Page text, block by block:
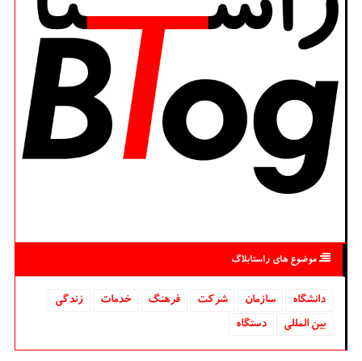
موضوع های راستابلاگ
دانشگاه‌ سازمان شركت فرهنگ خدمات
زندگی
بین المللی
دستگاه